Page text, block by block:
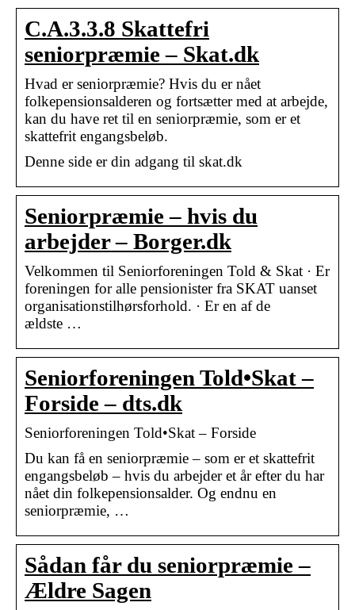
C.A.3.3.8 Skattefri
seniorpræmie – Skat.dk
Hvad er seniorpræmie? Hvis du er nået
folkepensionsalderen og fortsætter med at arbejde,
kan du have ret til en seniorpræmie, som er et
skattefrit engangsbeløb.
Denne side er din adgang til skat.dk
Seniorpræmie – hvis du
arbejder – Borger.dk
Velkommen til Seniorforeningen Told & Skat · Er
foreningen for alle pensionister fra SKAT uanset
organisationstilhørsforhold. · Er en af de
ældste …
Seniorforeningen Told•Skat –
Forside – dts.dk
Seniorforeningen Told•Skat – Forside
Du kan få en seniorpræmie – som er et skattefrit
engangsbeløb – hvis du arbejder et år efter du har
nået din folkepensionsalder. Og endnu en
seniorpræmie, …
Sådan får du seniorpræmie –
Ældre Sagen